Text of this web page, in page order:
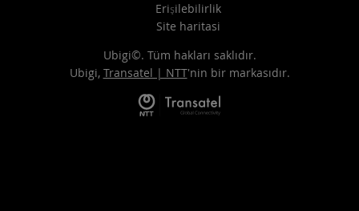
Erişilebilirlik
Site haritasi
Ubigi©. Tüm hakları saklıdır.
Ubigi, Transatel | NTT'nin bir markasıdır.